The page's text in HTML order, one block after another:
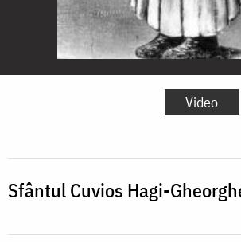
Sfântul
Gheorghe
Athonitul
Video
Sfântul Cuvios Hagi-